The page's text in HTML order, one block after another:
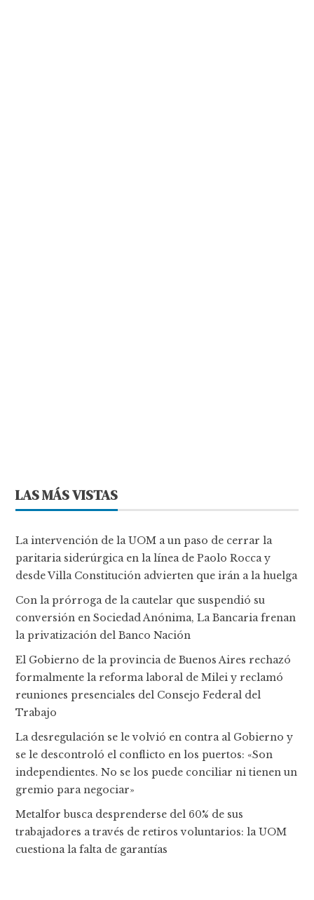
LAS MÁS VISTAS
La intervención de la UOM a un paso de cerrar la
paritaria siderúrgica en la línea de Paolo Rocca y
desde Villa Constitución advierten que irán a la huelga
Con la prórroga de la cautelar que suspendió su
conversión en Sociedad Anónima, La Bancaria frenan
la privatización del Banco Nación
El Gobierno de la provincia de Buenos Aires rechazó
formalmente la reforma laboral de Milei y reclamó
reuniones presenciales del Consejo Federal del
Trabajo
La desregulación se le volvió en contra al Gobierno y
se le descontroló el conflicto en los puertos: «Son
independientes. No se los puede conciliar ni tienen un
gremio para negociar»
Metalfor busca desprenderse del 60% de sus
trabajadores a través de retiros voluntarios: la UOM
cuestiona la falta de garantías